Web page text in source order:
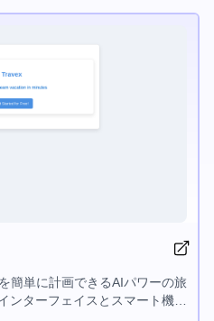
簡単に計画できるAIパワーの旅
ンターフェイスとスマート機能